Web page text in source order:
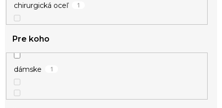
chirurgická oceľ 1
Pre koho
dámske 1